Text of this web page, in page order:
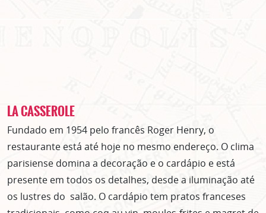
LA CASSEROLE
Fundado em 1954 pelo francês Roger Henry, o
restaurante está até hoje no mesmo endereço. O clima
parisiense domina a decoração e o cardápio e está
presente em todos os detalhes, desde a iluminação até
os lustres do salão. O cardápio tem pratos franceses